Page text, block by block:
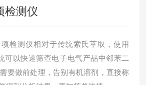
检测仪
项检测仪相对于传统索氏萃取，使用
可以快速筛查电子电气产品中邻苯二
要做前处理，告别有机溶剂，直接称